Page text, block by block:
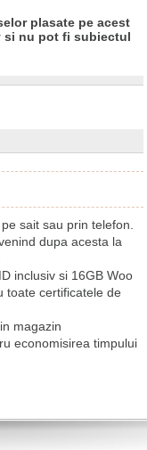
plasate pe acest
si nu pot fi subiectul
sait sau prin telefon.
dupa acesta la
inclusiv si 16GB Woo
toate certificatele de
magazin
economisirea timpului